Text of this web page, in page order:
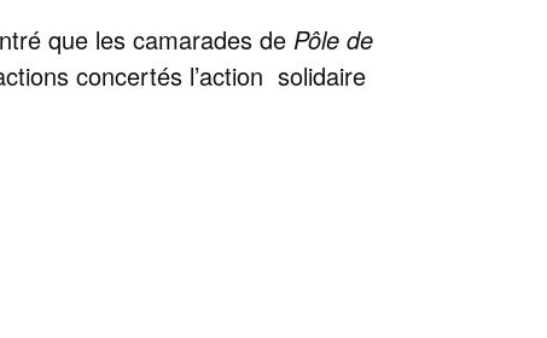
que les camarades de Pôle de
concertés l’action solidaire